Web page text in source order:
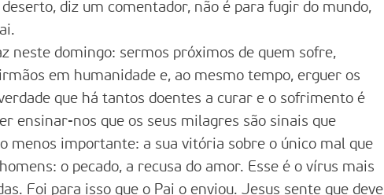
diz um comentador, não é para fugir do mundo,
neste domingo: sermos próximos de quem sofre,
em humanidade e, ao mesmo tempo, erguer os
que há tantos doentes a curar e o sofrimento é
ensinar-nos que os seus milagres são sinais que
menos importante: a sua vitória sobre o único mal que
o pecado, a recusa do amor. Esse é o vírus mais
Foi para isso que o Pai o enviou. Jesus sente que deve